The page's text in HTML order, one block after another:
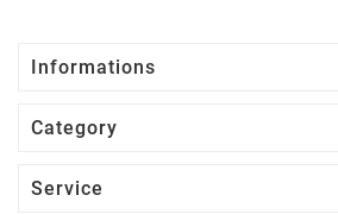
Informations
Category
Service